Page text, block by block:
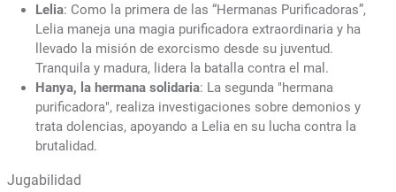
Lelia: Como la primera de las “Hermanas Purificadoras”,
Lelia maneja una magia purificadora extraordinaria y ha
llevado la misión de exorcismo desde su juventud.
Tranquila y madura, lidera la batalla contra el mal.
Hanya, la hermana solidaria: La segunda "hermana
purificadora", realiza investigaciones sobre demonios y
trata dolencias, apoyando a Lelia en su lucha contra la
brutalidad.
Jugabilidad